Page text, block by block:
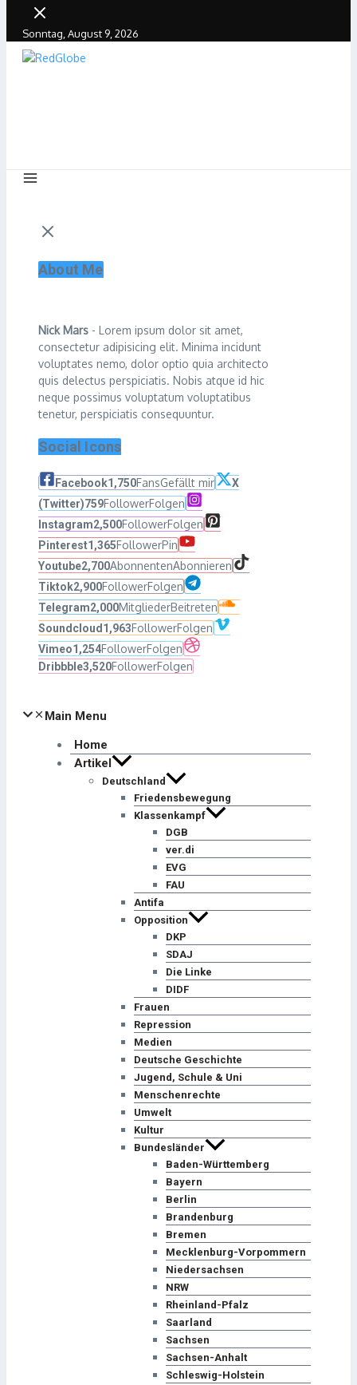
Sonntag, August 9, 2026
About Me
Nick Mars - Lorem ipsum dolor sit amet,
consectetur adipisicing elit. Minima incidunt
voluptates nemo, dolor optio quia architecto
quis delectus perspiciatis. Nobis atque id hic
neque possimus voluptatum voluptatibus
tenetur, perspiciatis consequuntur.
Social Icons
Facebook1,750FansGefällt mir
X
(Twitter)759FollowerFolgen
Instagram2,500FollowerFolgen
Pinterest1,365FollowerPin
Youtube2,700AbonnentenAbonnieren
Tiktok2,900FollowerFolgen
Telegram2,000MitgliederBeitreten
Soundcloud 1,963FollowerFolgen
Vimeo1,254FollowerFolgen
Dribbble3,520FollowerFolgen
Main Menu
Home
Artikel
Deutschland
Friedensbewegung
Klassenkampf
DGB
ver.di
EVG
FAU
Antifa
Opposition
DKP
SDAJ
Die Linke
DIDF
Frauen
Repression
Medien
Deutsche Geschichte
Jugend, Schule & Uni
Menschenrechte
Umwelt
Kultur
Bundesländer
Baden-Württemberg
Bayern
Berlin
Brandenburg
Bremen
Mecklenburg-Vorpommern
Niedersachsen
NRW
Rheinland-Pfalz
Saarland
Sachsen
Sachsen-Anhalt
Schleswig-Holstein